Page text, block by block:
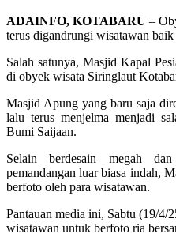
ADAINFO, KOTABARU –
terus digandrungi wisatawan
Salah satunya, Masjid Kapal
di obyek wisata Siringlaut
Masjid Apung yang baru saja
lalu terus menjelma menjadi
Bumi Saijaan.
Selain berdesain megah
pemandangan luar biasa indah,
berfoto oleh para wisatawan.
Pantauan media ini, Sabtu (19/4/
wisatawan untuk berfoto ria